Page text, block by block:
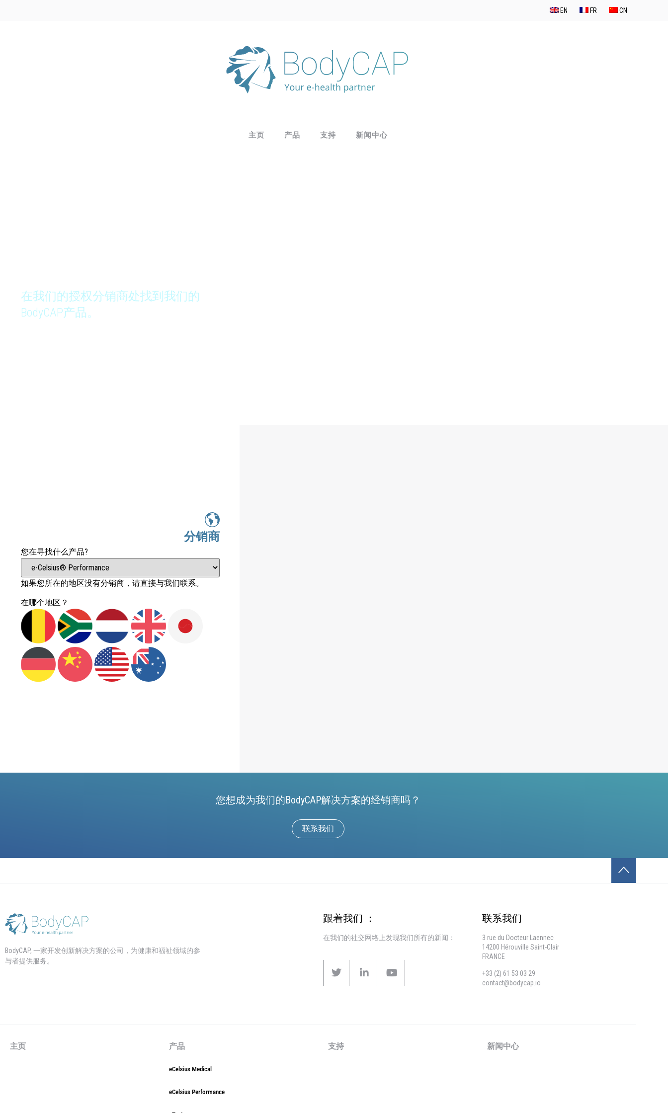
EN FR CN
主页 产品 支持 新闻中心
在我们的授权分销商处找到我们的
BodyCAP产品。
分销商
您在寻找什么产品?
如果您所在的地区没有分销商，请直接与我们联系。
在哪个地区？
您想成为我们的BodyCAP解决方案的经销商吗？
联系我们
BodyCAP, 一家开发创新解决方案的公司，为健康和福祉领域的参
与者提供服务。
跟着我们 ：
在我们的社交网络上发现我们所有的新闻：
联系我们
3 rue du Docteur Laennec
14200 Hérouville Saint-Clair
FRANCE
+33 (2) 61 53 03 29
contact@bodycap.io
主页 产品
eCelsius Medical
eCelsius Performance
支持 新闻中心